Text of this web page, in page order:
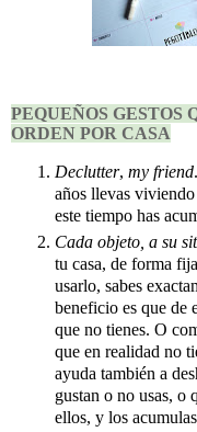
PEQUEÑOS GESTOS
ORDEN POR CASA
Declutter, my friend
años llevas
este tiempo has
Cada objeto, a su
tu casa, de forma
usarlo, sabes
beneficio es que de
que no tienes. O
que en realidad no
ayuda también a
gustan o no usas, o
ellos, y los